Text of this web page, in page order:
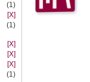
(1)
[X]
(1)
[X]
[X]
[X]
(1)